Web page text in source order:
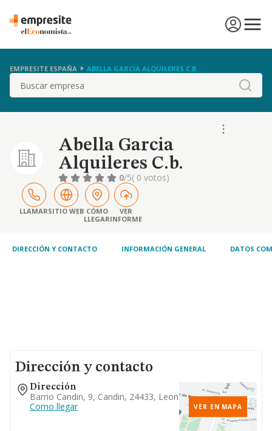
EMPRESITE ESPAÑA ABELLA GARCIA ALQUILERES C.B.
Buscar
Abella Garcia
Alquileres C.b.
0/5( 0 votos)
LLAMARSITIO WEB CÓMO
LLEGAR
VER
INFORME
DIRECCIÓN Y CONTACTO INFORMACIÓN GENERAL DATOS
Dirección y contacto
Dirección
Barrio Candin, 9, Candin, 24433, Leon
Como llegar
VER EN MAPA